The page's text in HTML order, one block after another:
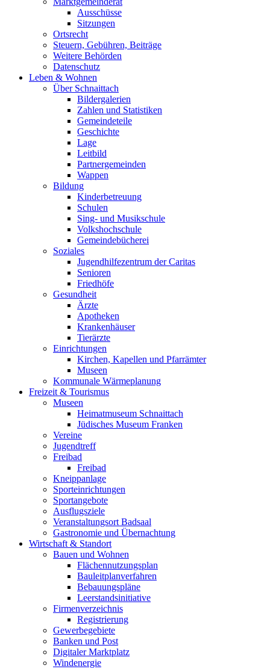
Ausschüsse
Sitzungen
Ortsrecht
Steuern, Gebühren, Beiträge
Weitere Behörden
Datenschutz
Leben & Wohnen
Über Schnaittach
Bildergalerien
Zahlen und Statistiken
Gemeindeteile
Geschichte
Lage
Leitbild
Partnergemeinden
Wappen
Bildung
Kinderbetreuung
Schulen
Sing- und Musikschule
Volkshochschule
Gemeindebücherei
Soziales
Jugendhilfezentrum der Caritas
Senioren
Friedhöfe
Gesundheit
Ärzte
Apotheken
Krankenhäuser
Tierärzte
Einrichtungen
Kirchen, Kapellen und Pfarrämter
Museen
Kommunale Wärmeplanung
Freizeit & Tourismus
Museen
Heimatmuseum Schnaittach
Jüdisches Museum Franken
Vereine
Jugendtreff
Freibad
Freibad
Kneippanlage
Sporteinrichtungen
Sportangebote
Ausflugsziele
Veranstaltungsort Badsaal
Gastronomie und Übernachtung
Wirtschaft & Standort
Bauen und Wohnen
Flächennutzungsplan
Bauleitplanverfahren
Bebauungspläne
Leerstandsinitiative
Firmenverzeichnis
Registrierung
Gewerbegebiete
Banken und Post
Digitaler Marktplatz
Windenergie